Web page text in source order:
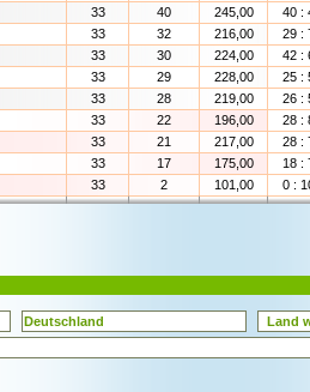
33 40 245,00
40 :
33 32 216,00
29 :
33 30 224,00
42 :
33 29 228,00
25 :
33 28 219,00
26 :
33 22 196,00
28 :
33 21 217,00
28 :
33 17 175,00
18 :
33 2 101,00 0 :
Deutschland
Land